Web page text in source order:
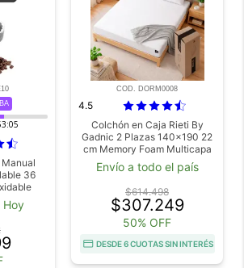
36
Hoy
COD. DORM0008
4.5
Colchón en Caja Rieti By
Gadnic 2 Plazas 140x190 22
cm Memory Foam Multicapa
con Box Espuma
Viscoelástica
Envío a todo el país
$614.498
$307.249
50% OFF
DESDE 6 CUOTAS SIN INTERÉS